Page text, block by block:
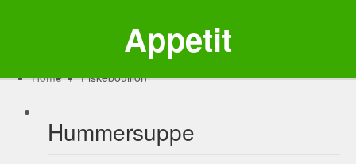
Appetit
Home / Fiskebouillon
Hummersuppe